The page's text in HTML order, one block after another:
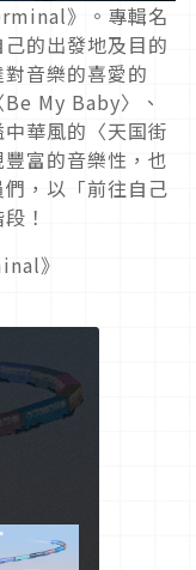
》。專輯名
的出發地及目的
音樂的喜愛的
My Baby〉、
華風的〈天国街
富的音樂性，也
，以「前往自己
！
》